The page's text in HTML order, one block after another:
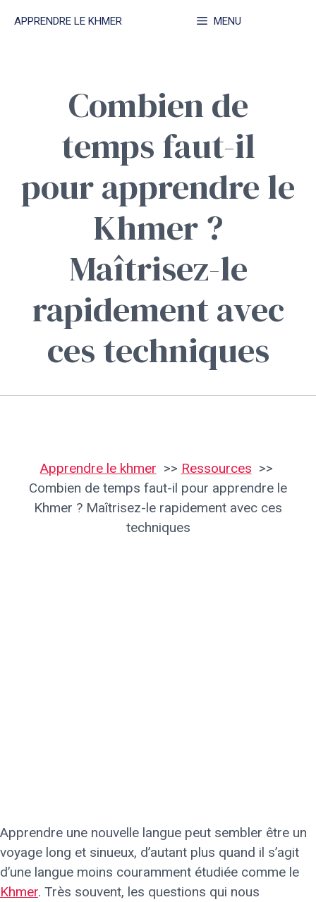
APPRENDRE LE KHMER MENU
Combien de
temps faut-il
pour apprendre le
Khmer ?
Maîtrisez-le
rapidement avec
ces techniques
Apprendre le khmer
Ressources
Combien de temps faut-il pour apprendre le
Khmer ? Maîtrisez-le rapidement avec ces
techniques
Apprendre une nouvelle langue peut sembler être un
voyage long et sinueux, d’autant plus quand il s’agit
d’une langue moins couramment étudiée comme le
Khmer. Très souvent, les questions qui nous